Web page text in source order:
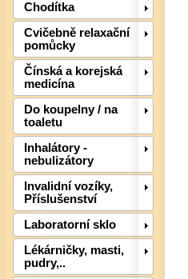
Chodítka
Cvičebně relaxační
pomůcky
Čínská a korejská
medicína
Do koupelny / na
toaletu
Inhalátory -
nebulizátory
Invalidní vozíky,
Příslušenství
Laboratorní sklo
Lékárničky, masti,
pudry,..